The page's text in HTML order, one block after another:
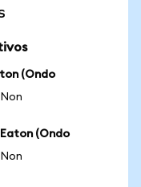
(Ondo
(Ondo